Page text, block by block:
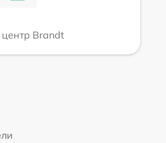
Brandt